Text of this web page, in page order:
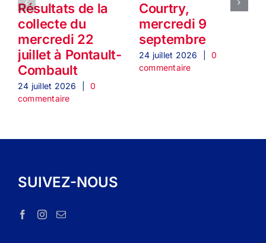
Résultats de la
collecte du
mercredi 22
juillet à Pontault-
Combault
24 juillet 2026
0
commentaire
Courtry,
mercredi 9
septembre
24 juillet 2026
0
commentaire
SUIVEZ-NOUS